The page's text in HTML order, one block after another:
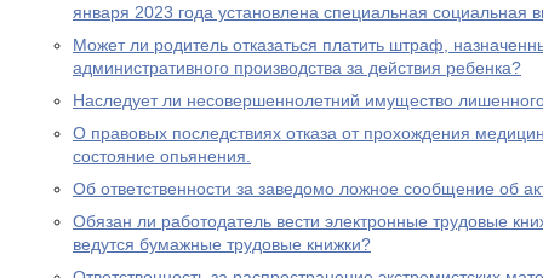
января 2023 года установлена специальная социальная
Может ли родитель отказаться платить штраф,
административного производства за действия ребенка?
Наследует ли несовершеннолетний имущество
О правовых последствиях отказа от прохождения
состояние опьянения.
Об ответственности за заведомо ложное сообщение об
Обязан ли работодатель вести электронные трудовые
ведутся бумажные трудовые книжки?